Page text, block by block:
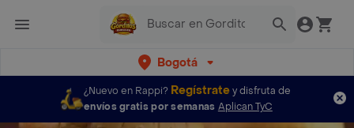
Bogotá
¿Nuevo en Rappi? Regístratey disfruta de
envíos gratis por semanas Aplican TyC